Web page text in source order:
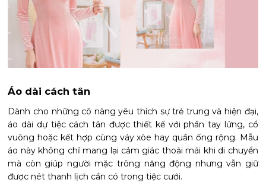
Áo dài cách tân
Dành cho những cô nàng yêu thích sự trẻ trung và hiện đại,
áo dài dự tiệc cách tân được thiết kế với phần tay lửng, cổ
vuông hoặc kết hợp cùng váy xòe hay quần ống rộng. Mẫu
áo này không chỉ mang lại cảm giác thoải mái khi di chuyển
mà còn giúp người mặc trông năng động nhưng vẫn giữ
được nét thanh lịch cần có trong tiệc cưới.